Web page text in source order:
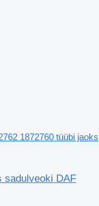
1872760 tüübi jaoks
sadulveoki DAF